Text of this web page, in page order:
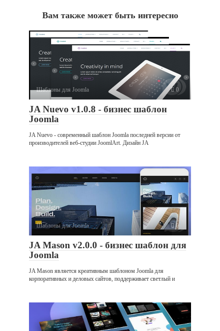
Вам также может быть интересно
Шаблоны для Joomla 0
JA Nuevo v1.0.8 - бизнес шаблон
Joomla
JA Nuevo - современный шаблон Joomla последней версии от
производителей веб-студии JoomlArt. Дизайн JA
Шаблоны для Joomla 0
JA Mason v2.0.0 - бизнес шаблон для
Joomla
JA Mason является креативным шаблоном Joomla для
корпоративных и деловых сайтов, поддерживает светлый и